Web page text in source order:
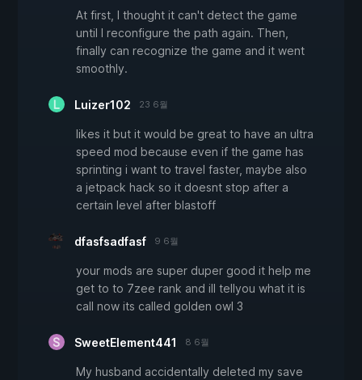
At first, I thought it can't detect the game
until I reconfigure the path again. Then,
finally can recognize the game and it went
smoothly.
Luizer102 23 6월
likes it but it would be great to have an ultra
speed mod because even if the game has
sprinting i want to travel faster, maybe also
a jetpack hack so it doesnt stop after a
certain level after blastoff
dfasfsadfasf 9 6월
your mods are super duper good it help me
get to to 7zee rank and ill tellyou what it is
call now its called golden owl 3
SweetElement441 8 6월
My husband accidentally deleted my save